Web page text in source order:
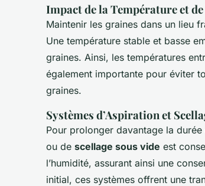
Impact de la Température et
Maintenir les graines dans un lieu
Une température stable et basse
graines. Ainsi, les températures
également importante pour éviter
graines.
Systèmes d’Aspiration et
Pour prolonger davantage la durée
ou de scellage sous vide est
l’humidité, assurant ainsi une
initial, ces systèmes offrent une